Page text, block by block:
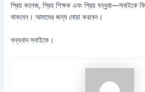
প্রিয় কলেজ, প্রিয় শিক্ষক এবং প্রিয় বন্ধুরা—সবাইকে
থাকবেন। আমাদের জন্য দোয়া করবেন।
ধন্যবাদ সবাইকে।